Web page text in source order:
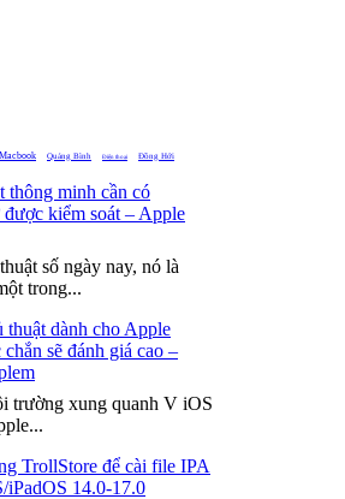
Macbook Quảng Bình Điện thoại Đồng Hới
thông minh cần có
kiểm soát – Apple
số ngày nay, nó là
trong...
dành cho Apple
sẽ đánh giá cao –
trường xung quanh V iOS
TrollStore để cài file IPA
iPadOS 14.0-17.0